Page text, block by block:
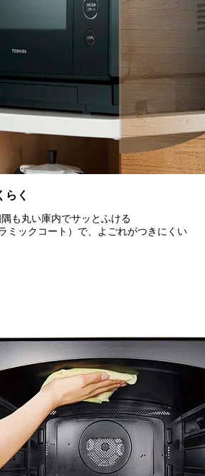
らく
も丸い庫内でサッとふける
ミックコート）で、よごれがつきにくい